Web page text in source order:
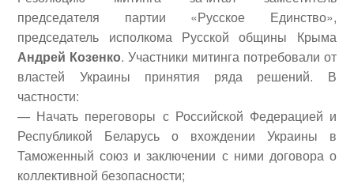
председателя партии «Русское Единство»,
председатель исполкома Русской общины Крыма
Андрей Козенко. Участники митинга потребовали от
властей Украины принятия ряда решений. В
частности:
— Начать переговоры с Российской Федерацией и
Республикой Беларусь о вхождении Украины в
Таможенный союз и заключении с ними договора о
коллективной безопасности;